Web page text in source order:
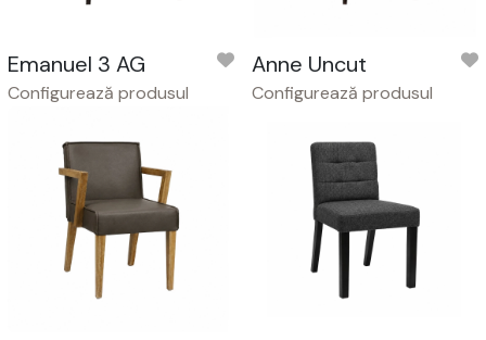
Emanuel 3 AG
Configurează produsul
Anne Uncut
Configurează produsul